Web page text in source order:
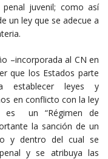
juvenil; como así
un ley que se adecue a
–incorporada al CN en
que los Estados parte
establecer leyes y
en conflicto con la ley
es un “Régimen de
la sanción de un
y dentro del cual se
y se atribuya las